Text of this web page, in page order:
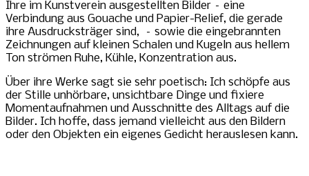
Ihre im Kunstverein ausgestellten Bilder – eine
Verbindung aus Gouache und Papier-Relief, die gerade
ihre Ausdrucksträger sind, – sowie die eingebrannten
Zeichnungen auf kleinen Schalen und Kugeln aus hellem
Ton strömen Ruhe, Kühle, Konzentration aus.
Über ihre Werke sagt sie sehr poetisch: Ich schöpfe aus
der Stille unhörbare, unsichtbare Dinge und fixiere
Momentaufnahmen und Ausschnitte des Alltags auf die
Bilder. Ich hoffe, dass jemand vielleicht aus den Bildern
oder den Objekten ein eigenes Gedicht herauslesen kann.